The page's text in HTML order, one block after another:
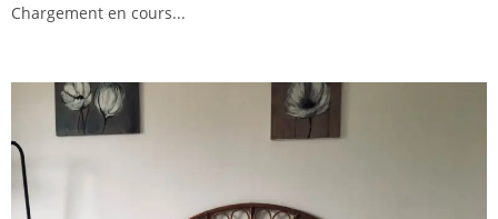
Chargement en cours...